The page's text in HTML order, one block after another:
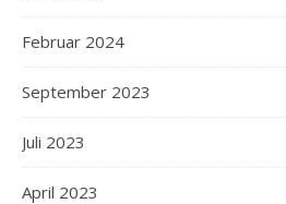
Februar 2024
September 2023
Juli 2023
April 2023